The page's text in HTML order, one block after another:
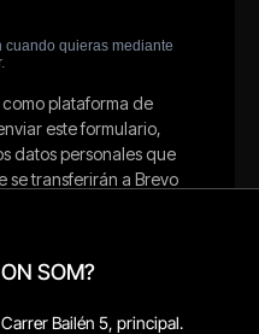
ON SOM?
Carrer Bailén 5, principal.